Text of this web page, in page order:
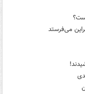
می‌فرستد